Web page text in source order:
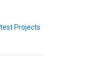
Projects